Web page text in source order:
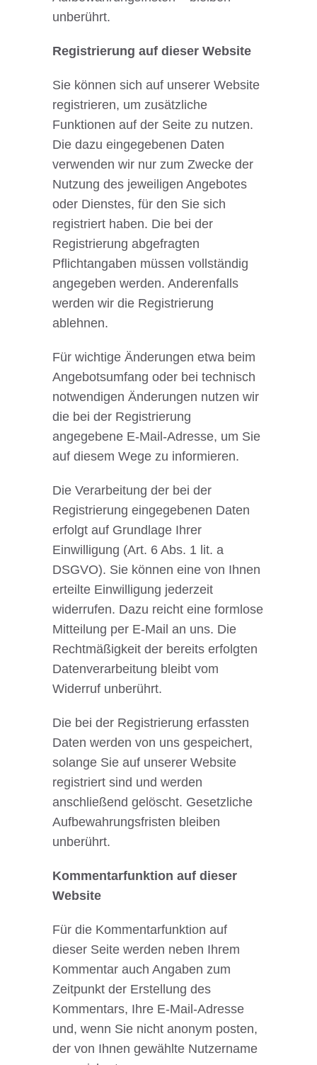
unberührt.
Registrierung auf dieser Website
Sie können sich auf unserer Website
registrieren, um zusätzliche
Funktionen auf der Seite zu nutzen.
Die dazu eingegebenen Daten
verwenden wir nur zum Zwecke der
Nutzung des jeweiligen Angebotes
oder Dienstes, für den Sie sich
registriert haben. Die bei der
Registrierung abgefragten
Pflichtangaben müssen vollständig
angegeben werden. Anderenfalls
werden wir die Registrierung
ablehnen.
Für wichtige Änderungen etwa beim
Angebotsumfang oder bei technisch
notwendigen Änderungen nutzen wir
die bei der Registrierung
angegebene E-Mail-Adresse, um Sie
auf diesem Wege zu informieren.
Die Verarbeitung der bei der
Registrierung eingegebenen Daten
erfolgt auf Grundlage Ihrer
Einwilligung (Art. 6 Abs. 1 lit. a
DSGVO). Sie können eine von Ihnen
erteilte Einwilligung jederzeit
widerrufen. Dazu reicht eine formlose
Mitteilung per E-Mail an uns. Die
Rechtmäßigkeit der bereits erfolgten
Datenverarbeitung bleibt vom
Widerruf unberührt.
Die bei der Registrierung erfassten
Daten werden von uns gespeichert,
solange Sie auf unserer Website
registriert sind und werden
anschließend gelöscht. Gesetzliche
Aufbewahrungsfristen bleiben
unberührt.
Kommentarfunktion auf dieser
Website
Für die Kommentarfunktion auf
dieser Seite werden neben Ihrem
Kommentar auch Angaben zum
Zeitpunkt der Erstellung des
Kommentars, Ihre E-Mail-Adresse
und, wenn Sie nicht anonym posten,
der von Ihnen gewählte Nutzername